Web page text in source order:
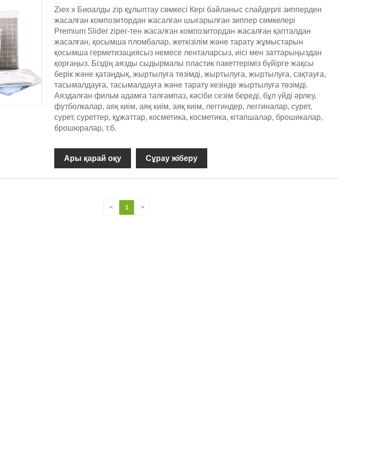
Ziex x Биоалды zip құлыптау сөмкесі Кері байланыс слайдерлі зипперден
жасалған композитордан жасалған шығарылған зиппер сөмкелері
Premium Slider ziper-тен жасалған композитордан жасалған қапталдан
жасалған, қосымша пломбалар, жеткізілім және тарату жұмыстарын
қосымша герметизациясыз немесе ленталарсыз, иісі мен заттарыңыздан
қорғаңыз. Біздің аязды сыдырмалы пластик пакеттеріміз бүйірге жақсы
берік және қатаңдық, жыртылуға төзімді, жыртылуға, жыртылуға, сақтауға,
тасымалдауға, тасымалдауға және тарату кезінде жыртылуға төзімді.
Аяздалған фильм адамға талғампаз, кәсіби сезім береді, бұл үйді әрлеу,
футболкалар, аяқ киім, аяқ киім, аяқ киім, леггиндер, леггиналар, сурет,
сурет, суреттер, құжаттар, косметика, косметика, кітапшалар, брошикалар,
брошюралар, т.б.
Ары қарай оқу Сұрау жіберу
< 1 >